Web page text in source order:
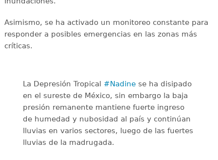
Asimismo, se ha activado un monitoreo constante para
responder a posibles emergencias en las zonas más
críticas.
La Depresión Tropical #Nadine se ha disipado
en el sureste de México, sin embargo la baja
presión remanente mantiene fuerte ingreso
de humedad y nubosidad al país y continúan
lluvias en varios sectores, luego de las fuertes
lluvias de la madrugada.